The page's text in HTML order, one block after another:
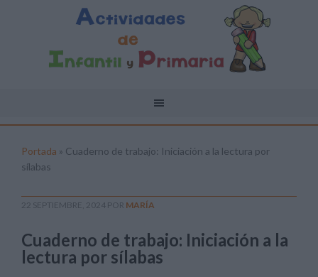
Portada » Cuaderno de trabajo: Iniciación a la lectura por
sílabas
22 SEPTIEMBRE, 2024 POR MARÍA
Cuaderno de trabajo: Iniciación a la
lectura por sílabas